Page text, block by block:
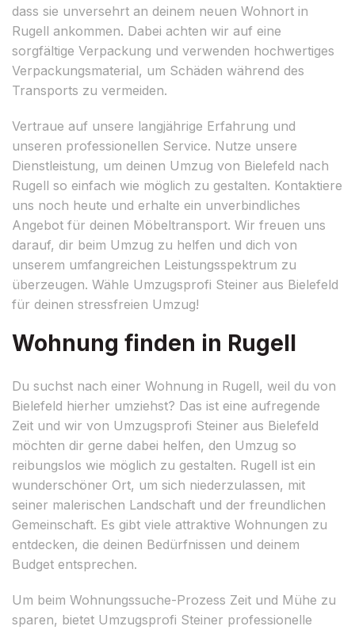
dass sie unversehrt an deinem neuen Wohnort in
Rugell ankommen. Dabei achten wir auf eine
sorgfältige Verpackung und verwenden hochwertiges
Verpackungsmaterial, um Schäden während des
Transports zu vermeiden.
Vertraue auf unsere langjährige Erfahrung und
unseren professionellen Service. Nutze unsere
Dienstleistung, um deinen Umzug von Bielefeld nach
Rugell so einfach wie möglich zu gestalten. Kontaktiere
uns noch heute und erhalte ein unverbindliches
Angebot für deinen Möbeltransport. Wir freuen uns
darauf, dir beim Umzug zu helfen und dich von
unserem umfangreichen Leistungsspektrum zu
überzeugen. Wähle Umzugsprofi Steiner aus Bielefeld
für deinen stressfreien Umzug!
Wohnung finden in Rugell
Du suchst nach einer Wohnung in Rugell, weil du von
Bielefeld hierher umziehst? Das ist eine aufregende
Zeit und wir von Umzugsprofi Steiner aus Bielefeld
möchten dir gerne dabei helfen, den Umzug so
reibungslos wie möglich zu gestalten. Rugell ist ein
wunderschöner Ort, um sich niederzulassen, mit
seiner malerischen Landschaft und der freundlichen
Gemeinschaft. Es gibt viele attraktive Wohnungen zu
entdecken, die deinen Bedürfnissen und deinem
Budget entsprechen.
Um beim Wohnungssuche-Prozess Zeit und Mühe zu
sparen, bietet Umzugsprofi Steiner professionelle